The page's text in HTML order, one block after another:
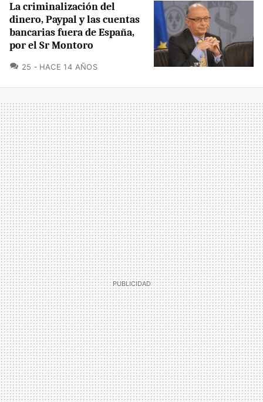
La criminalización del
dinero, Paypal y las cuentas
bancarias fuera de España,
por el Sr Montoro
25 COMENTARIOS
HACE 14 AÑOS